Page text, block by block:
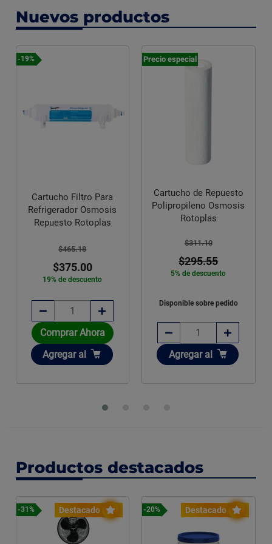
Nuevos productos
-19%
Cartucho Filtro Para
Refrigerador Osmosis
Repuesto Rotoplas
$465.18
$375.00
19% de descuento
Comprar Ahora
Añadir
Agregar al
Precio especial
Cartucho de Repuesto
Polipropileno Osmosis
Rotoplas
$311.10
$295.55
5% de descuento
Disponible sobre pedido
Añadir
Agregar al
Productos destacados
Destacado
-31% Destacado
-20%